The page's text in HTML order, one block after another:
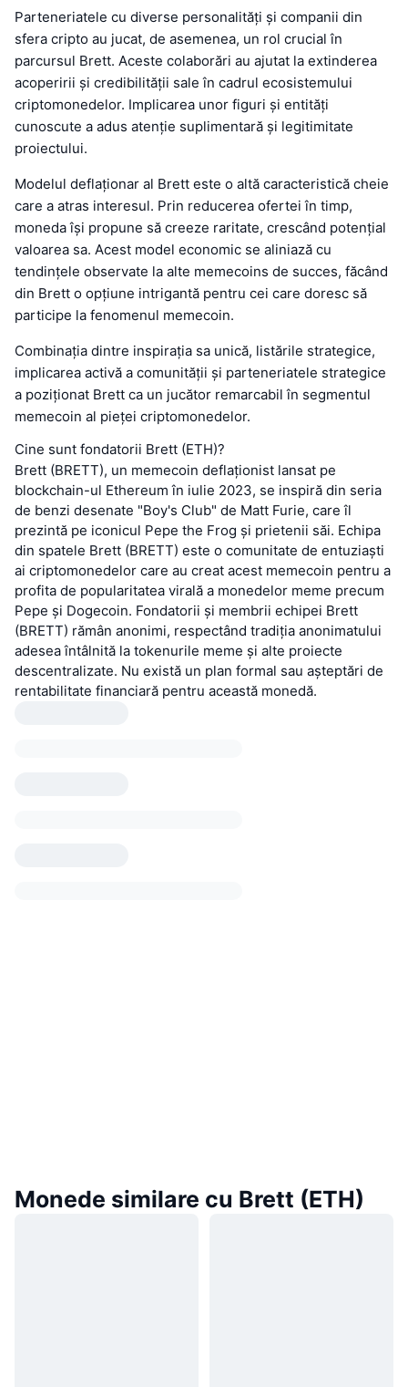
Parteneriatele cu diverse personalități și companii din
sfera cripto au jucat, de asemenea, un rol crucial în
parcursul Brett. Aceste colaborări au ajutat la extinderea
acoperirii și credibilității sale în cadrul ecosistemului
criptomonedelor. Implicarea unor figuri și entități
cunoscute a adus atenție suplimentară și legitimitate
proiectului.
Modelul deflaționar al Brett este o altă caracteristică cheie
care a atras interesul. Prin reducerea ofertei în timp,
moneda își propune să creeze raritate, crescând potențial
valoarea sa. Acest model economic se aliniază cu
tendințele observate la alte memecoins de succes, făcând
din Brett o opțiune intrigantă pentru cei care doresc să
participe la fenomenul memecoin.
Combinația dintre inspirația sa unică, listările strategice,
implicarea activă a comunității și parteneriatele strategice
a poziționat Brett ca un jucător remarcabil în segmentul
memecoin al pieței criptomonedelor.
Cine sunt fondatorii Brett (ETH)?
Brett (BRETT), un memecoin deflaționist lansat pe
blockchain-ul Ethereum în iulie 2023, se inspiră din seria
de benzi desenate "Boy's Club" de Matt Furie, care îl
prezintă pe iconicul Pepe the Frog și prietenii săi. Echipa
din spatele Brett (BRETT) este o comunitate de entuziaști
ai criptomonedelor care au creat acest memecoin pentru a
profita de popularitatea virală a monedelor meme precum
Pepe și Dogecoin. Fondatorii și membrii echipei Brett
(BRETT) rămân anonimi, respectând tradiția anonimatului
adesea întâlnită la tokenurile meme și alte proiecte
descentralizate. Nu există un plan formal sau așteptări de
rentabilitate financiară pentru această monedă.
Monede similare cu Brett (ETH)